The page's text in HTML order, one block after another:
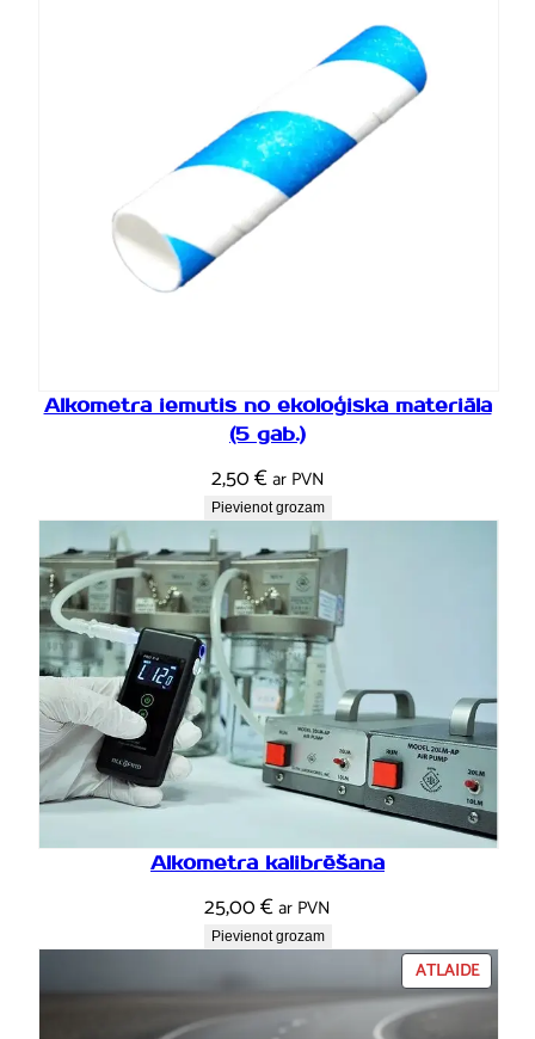
Alkometra iemutis no ekoloģiska materiāla
(5 gab.)
2,50€ar PVN
Pievienot grozam
Alkometra kalibrēšana
25,00€ar PVN
Pievienot grozam
ATLAIDEPRECEI
IR